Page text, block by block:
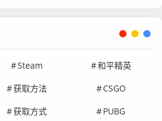
Steam
和平精英
获取方法
CSGO
获取方式 PUBG